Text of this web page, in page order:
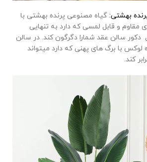
بهشتی: گیاه مصنوعی پرنده بهشتی با
مقاوم و قابل لمسی که دارد به تنهایی
دکور سالن عقد شمارا دگرگون کند. در سالن
لوکس با برگ های پهنی که دارد میتواند
کند.